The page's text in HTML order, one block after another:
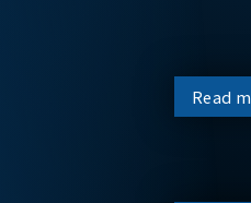
Read